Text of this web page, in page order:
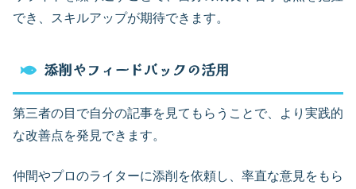
でき、スキルアップが期待できます。
添削やフィードバックの活用
第三者の目で自分の記事を見てもらうことで、より実践的
な改善点を発見できます。
仲間やプロのライターに添削を依頼し、率直な意見をもら